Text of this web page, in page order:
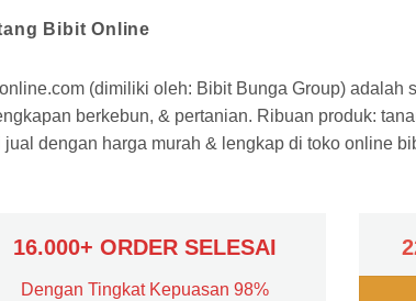
Bibit Online
(dimiliki oleh: Bibit Bunga Group) adalah
berkebun, & pertanian. Ribuan produk:
jual dengan harga murah & lengkap di toko online
16.000+ ORDER SELESAI
Dengan Tingkat Kepuasan 98%